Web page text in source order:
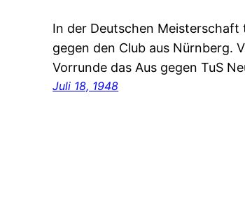
In der Deutschen Meisterschaft
gegen den Club aus Nürnberg.
Vorrunde das Aus gegen TuS
Juli 18, 1948